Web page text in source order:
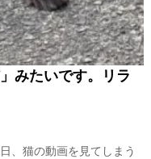
みたいです。リラ
、猫の動画を見てしまう